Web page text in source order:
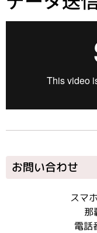
お問い合わせ
スマ
那
電